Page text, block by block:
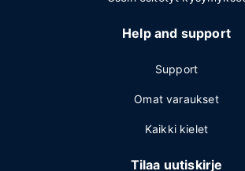
Help and support
Support
Omat varaukset
Kaikki kielet
Tilaa uutiskirje